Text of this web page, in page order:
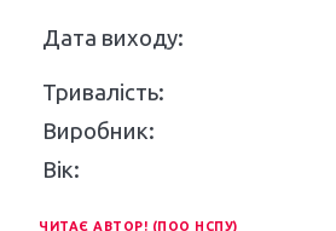
Дата виходу:
Тривалість:
Виробник:
Вік:
ЧИТАЄ АВТОР! (ПОО НСПУ)